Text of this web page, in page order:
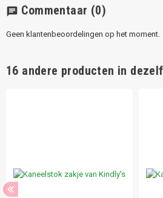
chat Commentaar (0)
Geen klantenbeoordelingen op het moment.
16 andere producten in